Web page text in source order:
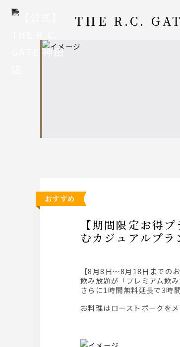
THE R.C.
おすすめ
【期間限定お得プラン】プレミアム飲み放題3時間付 ローストポークをメインに全5皿を愉し
むカジュアルプラ
【8月8日～8月18日までの
飲み放題が「プレミアム飲
さらに1時間無料延長で3時
お料理はローストポークを